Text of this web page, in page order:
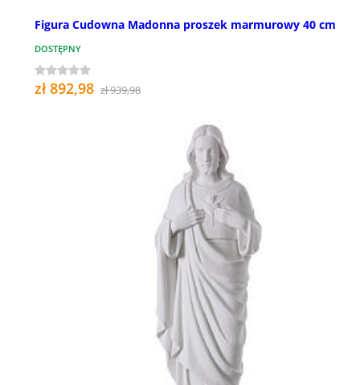
Figura Cudowna Madonna proszek marmurowy 40 cm
DOSTĘPNY
zł 892,98 zł 939,98